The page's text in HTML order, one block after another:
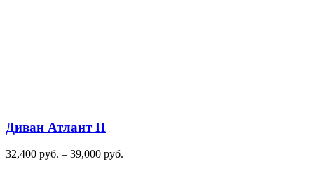
Диван Атлант П
32,400 руб. – 39,000 руб.